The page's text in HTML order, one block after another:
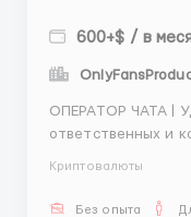
600+$ / в
ОПЕРАТОР ЧАТА |
ответственных и
для работы
онлайн и
быстро отвечать
Криптовалюты
Без опыта